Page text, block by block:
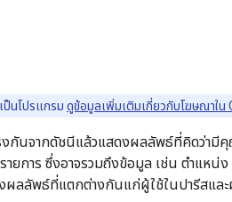
ป็นโปรแกรม ดูข้อมูลเพิ่มเติมเกี่ยวกับโฆษณาใน
งกันจากดัชนีแล้วแสดงผลลัพธ์ที่คิดว่า
ายการ ซึ่งอาจรวมถึงข้อมูล เช่น ตําแห
ผลลัพธ์ที่แตกต่างกันแก่ผู้ใช้ในปารีสแล